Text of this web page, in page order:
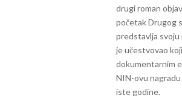
drugi roman
početak Drugog
predstavlja svoju
je učestvovao
dokumentarnim
NIN-ovu
iste godine.